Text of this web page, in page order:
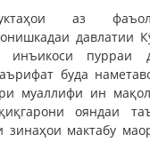
аз
давлатии
инъикоси пурраи
буда
муаллифи ин
ояндаи
зинаҳои мактабу